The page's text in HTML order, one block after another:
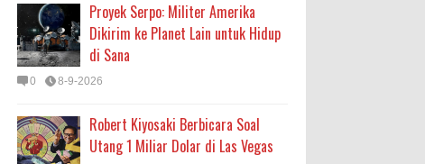
Proyek Serpo: Militer Amerika
Dikirim ke Planet Lain untuk Hidup
di Sana
0 8-9-2026
Robert Kiyosaki Berbicara Soal
Utang 1 Miliar Dolar di Las Vegas